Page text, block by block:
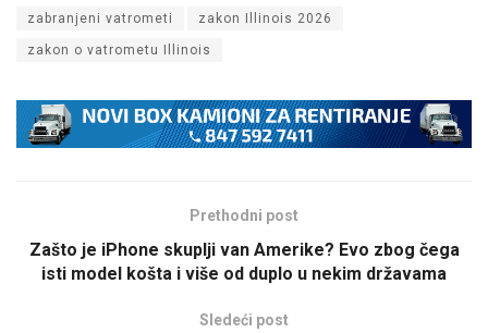
zabranjeni vatrometi zakon Illinois 2026
zakon o vatrometu Illinois
Prethodni post
Zašto je iPhone skuplji van Amerike? Evo zbog čega
isti model košta i više od duplo u nekim državama
Sledeći post